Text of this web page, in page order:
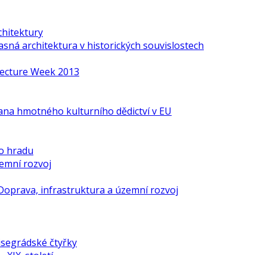
architektura v historických souvislostech
Week 2013
hmotného kulturního dědictví v EU
hradu
rozvoj
infrastruktura a územní rozvoj
čtyřky